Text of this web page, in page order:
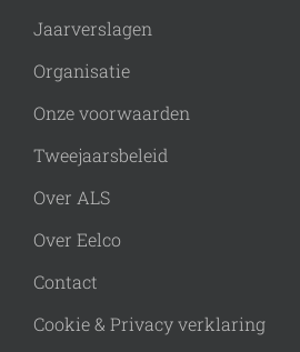
Jaarverslagen
Organisatie
Onze voorwaarden
Tweejaarsbeleid
Over ALS
Over Eelco
Contact
Cookie & Privacy verklaring